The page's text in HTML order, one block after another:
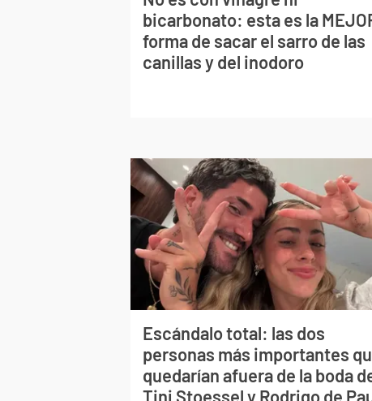
bicarbonato: esta es la
forma de sacar el sarro de las
canillas y del inodoro
Escándalo total: las dos
personas más importantes
quedarían afuera de la boda
Tini Stoessel y Rodrigo de